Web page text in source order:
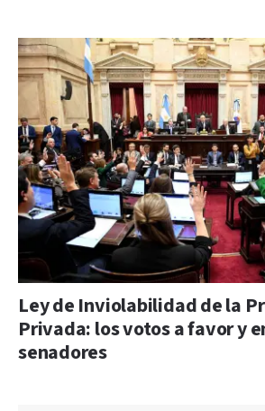
Ley de Inviolabilidad de la
Privada: los votos a favor y
senadores